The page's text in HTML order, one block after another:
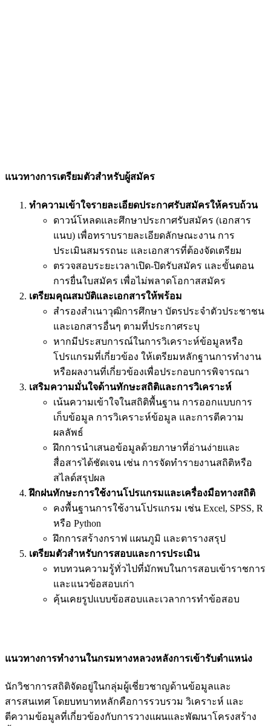
แนวทางการเตรียมตัวสำหรับผู้สมัคร
ทำความเข้าใจรายละเอียดประกาศรับสมัครให้ครบถ้วน
ดาวน์โหลดและศึกษาประกาศรับสมัคร (เอกสาร
แนบ) เพื่อทราบรายละเอียดลักษณะงาน การ
ประเมินสมรรถนะ และเอกสารที่ต้องจัดเตรียม
ตรวจสอบระยะเวลาเปิด-ปิดรับสมัคร และขั้นตอน
การยื่นใบสมัคร เพื่อไม่พลาดโอกาสสมัคร
เตรียมคุณสมบัติและเอกสารให้พร้อม
สำรองสำเนาวุฒิการศึกษา บัตรประจำตัวประชาชน
และเอกสารอื่นๆ ตามที่ประกาศระบุ
หากมีประสบการณ์ในการวิเคราะห์ข้อมูลหรือ
โปรแกรมที่เกี่ยวข้อง ให้เตรียมหลักฐานการทำงาน
หรือผลงานที่เกี่ยวข้องเพื่อประกอบการพิจารณา
เสริมความมั่นใจด้านทักษะสถิติและการวิเคราะห์
เน้นความเข้าใจในสถิติพื้นฐาน การออกแบบการ
เก็บข้อมูล การวิเคราะห์ข้อมูล และการตีความ
ผลลัพธ์
ฝึกการนำเสนอข้อมูลด้วยภาษาที่อ่านง่ายและ
สื่อสารได้ชัดเจน เช่น การจัดทำรายงานสถิติหรือ
สไลด์สรุปผล
ฝึกฝนทักษะการใช้งานโปรแกรมและเครื่องมือทางสถิติ
คงพื้นฐานการใช้งานโปรแกรม เช่น Excel, SPSS, R
หรือ Python
ฝึกการสร้างกราฟ แผนภูมิ และตารางสรุป
เตรียมตัวสำหรับการสอบและการประเมิน
ทบทวนความรู้ทั่วไปที่มักพบในการสอบเข้าราชการ
และแนวข้อสอบเก่า
คุ้นเคยรูปแบบข้อสอบและเวลาการทำข้อสอบ
แนวทางการทำงานในกรมทางหลวงหลังการเข้ารับตำแหน่ง
นักวิชาการสถิติจัดอยู่ในกลุ่มผู้เชี่ยวชาญด้านข้อมูลและ
สารสนเทศ โดยบทบาทหลักคือการรวบรวม วิเคราะห์ และ
ตีความข้อมูลที่เกี่ยวข้องกับการวางแผนและพัฒนาโครงสร้าง